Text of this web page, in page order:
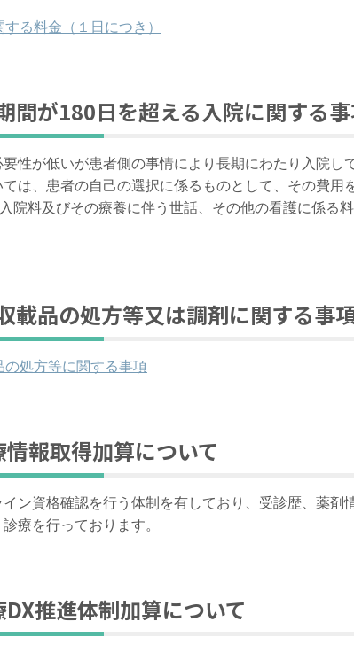
る料金（１日につき）
間が180日を超える入院に関する
性が低いが患者側の事情により長期にわたり入院し
は、患者の自己の選択に係るものとして、その費用
院料及びその療養に伴う世話、その他の看護に係る料
載品の処方等又は調剤に関する事
の処方等に関する事項
報取得加算について
ン資格確認を行う体制を有しており、受診歴、薬剤
療を行っております。
DX推進体制加算について